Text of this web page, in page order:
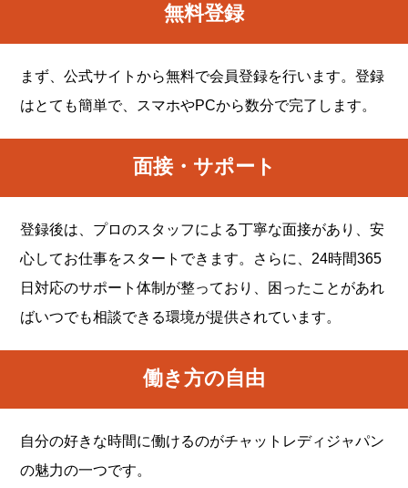
無料登録
まず、公式サイトから無料で会員登録を行います。登録
はとても簡単で、スマホやPCから数分で完了します。
面接・サポート
登録後は、プロのスタッフによる丁寧な面接があり、安
心してお仕事をスタートできます。さらに、24時間365
日対応のサポート体制が整っており、困ったことがあれ
ばいつでも相談できる環境が提供されています。
働き方の自由
自分の好きな時間に働けるのがチャットレディジャパン
の魅力の一つです。